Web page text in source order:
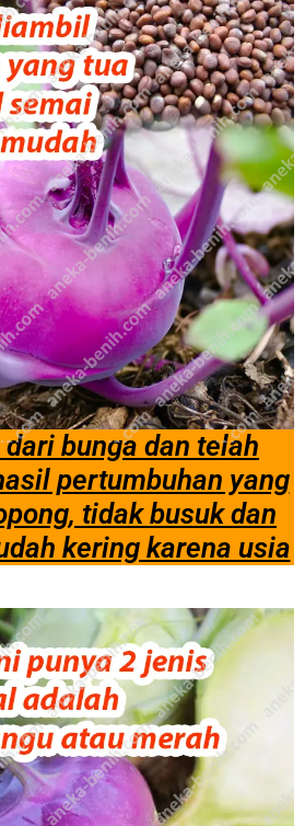
bunga dan telah
pertumbuhan yang
tidak busuk dan
kering karena usia